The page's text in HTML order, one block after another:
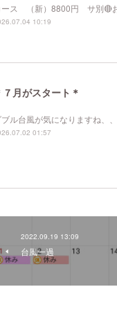
ース （新）8800円 サ別🔴
10:19
７月がスタート＊
ブル台風が気になりますね、
01:57
2022.09.19 13:09
台風一過